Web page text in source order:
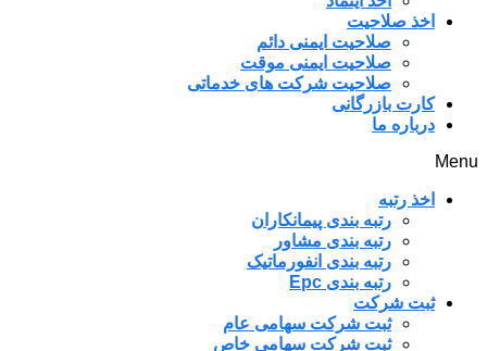
اخذ صلاحیت
صلاحیت ایمنی دائم
صلاحیت ایمنی موقت
صلاحیت شرکت های خدماتی
کارت بازرگانی
درباره ما
Menu
اخذ رتبه
رتبه بندی پیمانکاران
رتبه بندی مشاور
رتبه بندی انفورماتیک
رتبه بندی Epc
ثبت شرکت
ثبت شرکت سهامی عام
ثبت شرکت سهامی خاص